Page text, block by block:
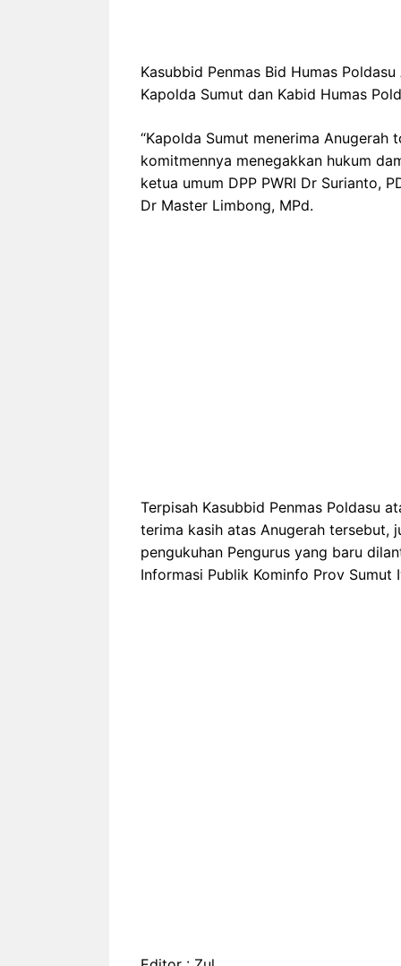
Kasubbid Penmas Bid Humas
Kapolda Sumut dan Kabid Humas
“Kapolda Sumut menerima
komitmennya menegakkan hukum
ketua umum DPP PWRI Dr Surianto,
Dr Master Limbong, MPd.
Terpisah Kasubbid Penmas Poldasu
terima kasih atas Anugerah tersebut,
pengukuhan Pengurus yang baru
Informasi Publik Kominfo Prov Sumut